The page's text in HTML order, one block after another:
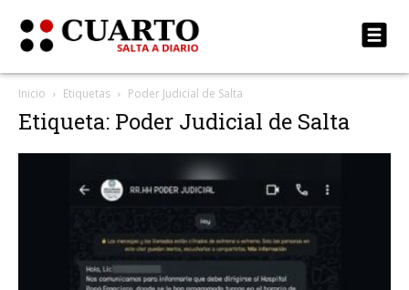
Inicio Etiquetas Poder Judicial de Salta
Etiqueta: Poder Judicial de Salta